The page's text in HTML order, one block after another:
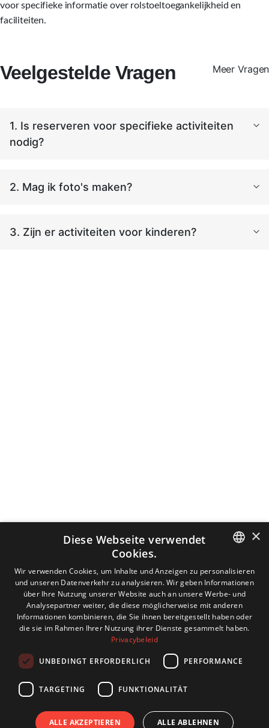
voor specifieke informatie over rolstoeltoegankelijkheid en
faciliteiten.
Veelgestelde Vragen Meer Vragen
1. Is reserveren voor specifieke activiteiten
nodig?
2. Mag ik foto's maken?
3. Zijn er activiteiten voor kinderen?
DUTCH
GERMAN
FRENCH
×
Diese Webseite verwendet
Cookies.
Wir verwenden Cookies, um Inhalte und Anzeigen zu personalisieren
und unseren Datenverkehr zu analysieren. Wir geben Informationen
über Ihre Nutzung unserer Website auch an unsere Werbe- und
Analysepartner weiter, die diese möglicherweise mit anderen
Informationen kombinieren, die Sie ihnen bereitgestellt haben oder
die sie im Rahmen Ihrer Nutzung ihrer Dienste gesammelt haben.
Privacybeleid
UNBEDINGT ERFORDERLICH PERFORMANCE
TARGETING FUNKTIONALITÄT
ALLE AKZEPTIEREN ALLE ABLEHNEN